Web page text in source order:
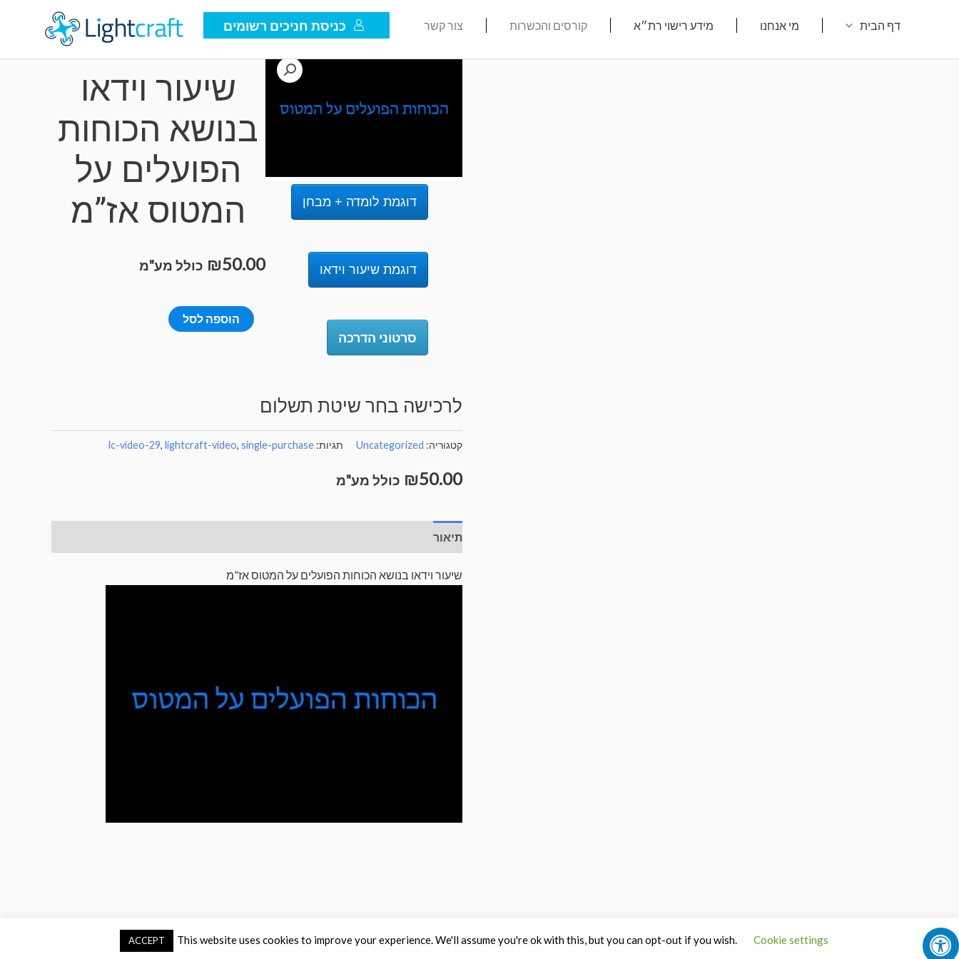
דף הבית מי אנחנו מידע רישוי רת״א קורסים והכשרות צור קשר כניסת חניכים רשומים
דוגמת לומדה + מבחן
דוגמת שיעור וידאו
סרטוני הדרכה
שיעור וידאו
בנושא הכוחות
הפועלים על
המטוס אז”מ
₪50.00 כולל מע"מ
כמות
בנושא
הפועלים
הוספה לסל
לרכישה בחר שיטת תשלום
קטגוריה: Uncategorized תגיות: lc-video-29, lightcraft-video, single-purchase
₪50.00 כולל מע"מ
תיאור
שיעור וידאו בנושא הכוחות הפועלים על המטוס אז”מ
This website uses cookies to improve your experience. We'll assume you're ok with this, but you can opt-out if you wish. Cookie settings
ACCEPT